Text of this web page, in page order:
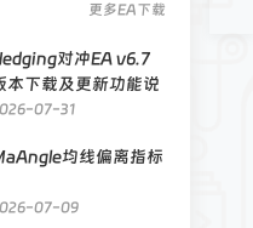
更多EA下载
对冲EA v6.7
本下载及更新功能说
07-31
均线偏离指标
07-09